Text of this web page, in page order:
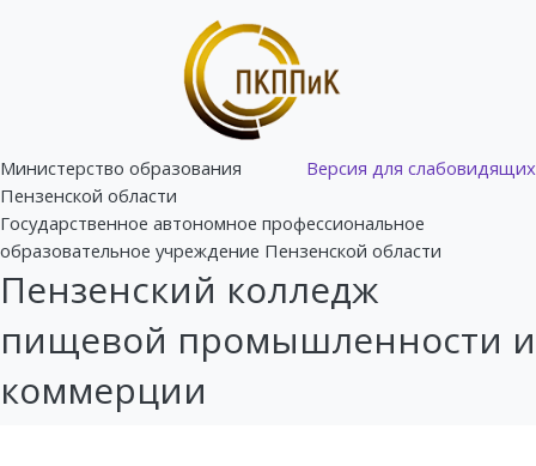
Версия для слабовидящих
Министерство образования
Пензенской области
Государственное автономное профессиональное
образовательное учреждение Пензенской области
Пензенский колледж
пищевой промышленности и
коммерции